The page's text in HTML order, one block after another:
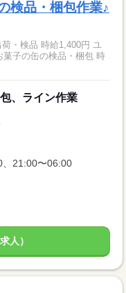
検品・梱包作業♪
・検品 時給1,400円 ユ
子の缶の検品・梱包 時
、ライン作業
21:00〜06:00
人）